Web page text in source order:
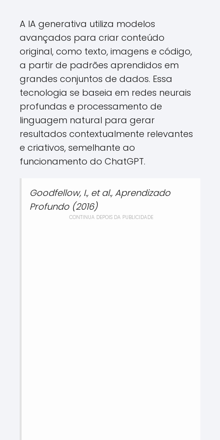
A IA generativa utiliza modelos
avançados para criar conteúdo
original, como texto, imagens e código,
a partir de padrões aprendidos em
grandes conjuntos de dados. Essa
tecnologia se baseia em redes neurais
profundas e processamento de
linguagem natural para gerar
resultados contextualmente relevantes
e criativos, semelhante ao
funcionamento do ChatGPT.
Goodfellow, I., et al., Aprendizado
Profundo (2016)
CONTINUA DEPOIS DA PUBLICIDADE